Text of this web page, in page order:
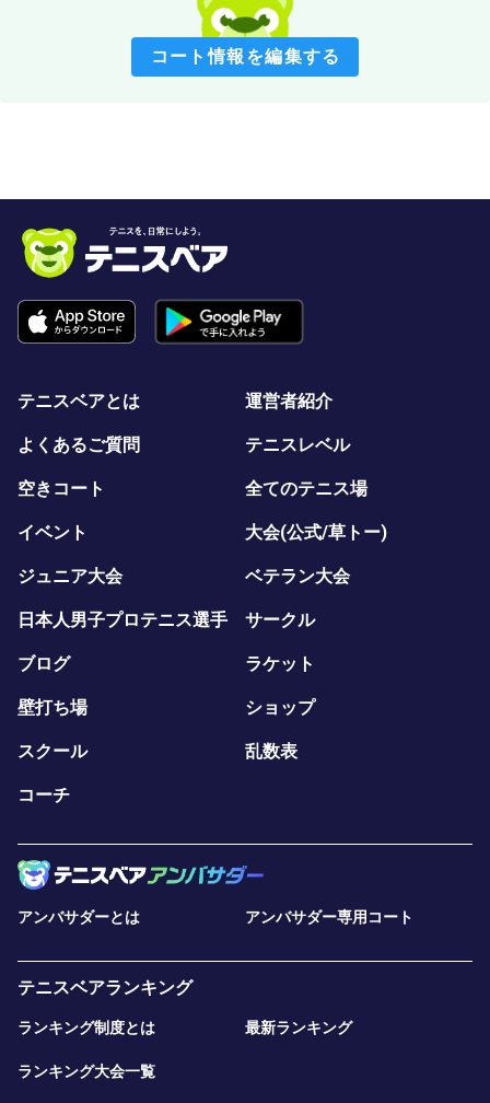
コート情報を編集する
テニスベアとは 運営者紹介
よくあるご質問 テニスレベル
空きコート 全てのテニス場
イベント 大会(公式/草トー)
ジュニア大会 ベテラン大会
日本人男子プロテニス選手 サークル
ブログ ラケット
壁打ち場 ショップ
スクール 乱数表
コーチ
アンバサダーとは アンバサダー専用コート
テニスベアランキング
ランキング制度とは 最新ランキング
ランキング大会一覧